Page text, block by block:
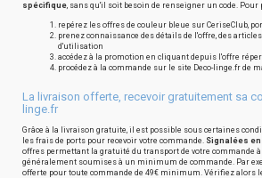
spécifique, sans qu'il soit besoin de renseigner un code. Pour
repérez les offres de couleur bleue sur CeriseClub,
prenez connaissance des détails de l'offre, des
d'utilisation
accédez à la promotion en cliquant depuis l'offre
procédez à la commande sur le site Deco-linge.fr de
La livraison offerte, recevoir gratuitement sa
linge.fr
Grâce à la livraison gratuite, il est possible sous certaines
les frais de ports pour recevoir votre commande. Signalées
offres permettant la gratuité du transport de votre commande
généralement soumises à un minimum de commande. Par
offerte pour toute commande de 49€ minimum. Vérifiez alors